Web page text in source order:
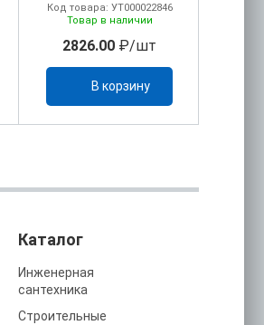
белый)
Код товара: УТ000022846
Товар в наличии
2826.00 ₽/шт
В корзину
Каталог
Инженерная
сантехника
Строительные